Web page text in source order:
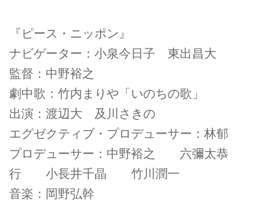
『ピース・ニッポン』
ナビゲーター：小泉今日子 東出昌大
監督：中野裕之
劇中歌：竹内まりや「いのちの歌」
出演：渡辺大 及川さきの
エグゼクティブ・プロデューサー：林郁
プロデューサー：中野裕之 六彌太恭
行 小長井千晶 竹川潤一
音楽：岡野弘幹